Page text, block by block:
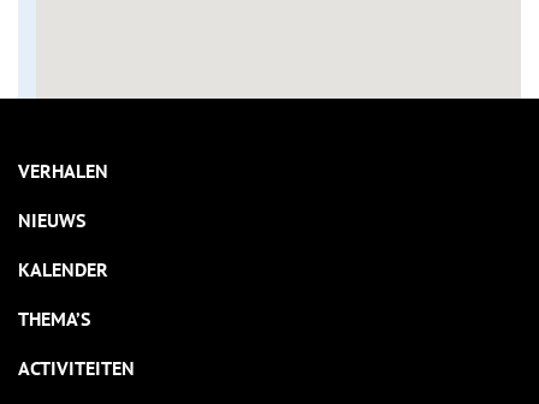
VERHALEN
NIEUWS
KALENDER
THEMA’S
ACTIVITEITEN